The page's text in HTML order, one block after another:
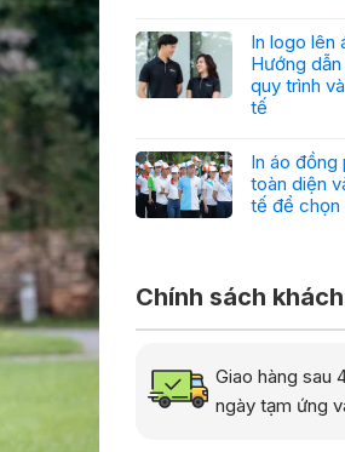
In logo lên
Hướng
quy trình
tế
In áo đồng
toàn diện
tế để
Chính sách
Giao hàng sau
ngày tạm ứng